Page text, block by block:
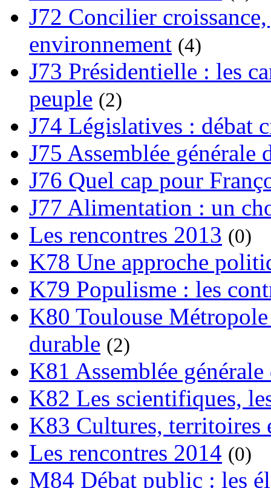
J72 Concilier
environnement (4)
J73 Présidentielle : les
peuple (2)
J74 Législatives : débat
J75 Assemblée générale
J76 Quel cap pour
J77 Alimentation : un
Les rencontres 2013 (0)
K78 Une approche
K79 Populisme : les
K80 Toulouse
durable (2)
K81 Assemblée
K82 Les scientifiques,
K83 Cultures, territoires
Les rencontres 2014 (0)
M84 Débat public : les